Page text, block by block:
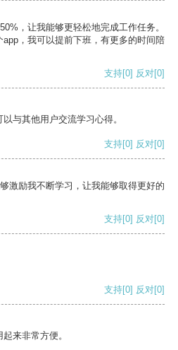
，让我能够更轻松地完成工作任务。
，我可以提前下班，有更多的时间陪
支持[0] 反对[0]
与其他用户交流学习心得。
支持[0] 反对[0]
激励我不断学习，让我能够取得更好的
支持[0] 反对[0]
支持[0] 反对[0]
来非常方便。